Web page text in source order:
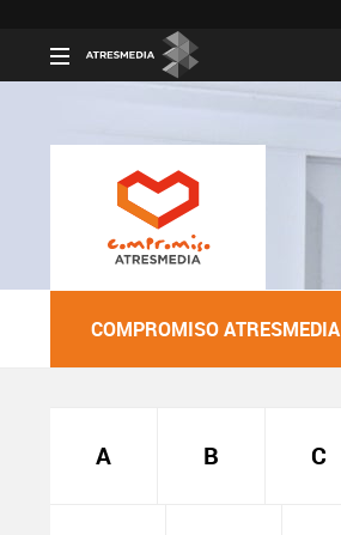
COMPROMISO ATRESMEDIA
A B C